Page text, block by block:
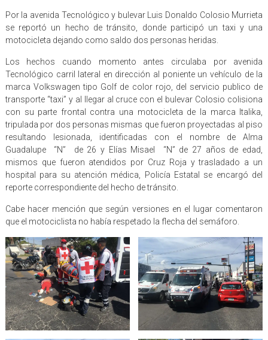
Por la avenida Tecnológico y bulevar Luis Donaldo Colosio Murrieta
se reportó un hecho de tránsito, donde participó un taxi y una
motocicleta dejando como saldo dos personas heridas.
Los hechos cuando momento antes circulaba por avenida
Tecnológico carril lateral en dirección al poniente un vehículo de la
marca Volkswagen tipo Golf de color rojo, del servicio publico de
transporte “taxi” y al llegar al cruce con el bulevar Colosio colisiona
con su parte frontal contra una motocicleta de la marca Italika,
tripulada por dos personas mismas que fueron proyectadas al piso
resultando lesionada, identificadas con el nombre de Alma
Guadalupe “N” de 26 y Elías Misael “N” de 27 años de edad,
mismos que fueron atendidos por Cruz Roja y trasladado a un
hospital para su atención médica, Policía Estatal se encargó del
reporte correspondiente del hecho de tránsito.
Cabe hacer mención que según versiones en el lugar comentaron
que el motociclista no había respetado la flecha del semáforo.